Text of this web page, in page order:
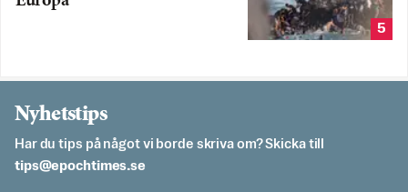
5
Nyhetstips
Har du tips på något vi borde skriva om? Skicka till
es.semithcope@spit